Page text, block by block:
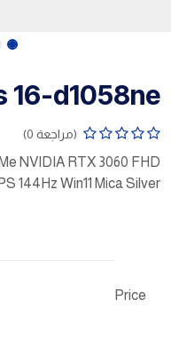
16-d1058ne
(مراجعة 0)
NVIDIA RTX 3060 FHD
IPS 144Hz Win11 Mica Silver
Price